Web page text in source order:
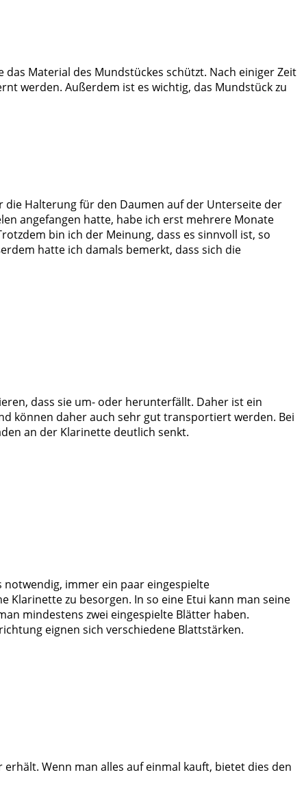
Material des Mundstückes schützt. Nach einiger Zeit
werden. Außerdem ist es wichtig, das Mundstück zu
Halterung für den Daumen auf der Unterseite der
angefangen hatte, habe ich erst mehrere Monate
bin ich der Meinung, dass es sinnvoll ist, so
hatte ich damals bemerkt, dass sich die
dass sie um- oder herunterfällt. Daher ist ein
können daher auch sehr gut transportiert werden. Bei
an der Klarinette deutlich senkt.
notwendig, immer ein paar eingespielte
Klarinette zu besorgen. In so eine Etui kann man seine
mindestens zwei eingespielte Blätter haben.
eignen sich verschiedene Blattstärken.
Wenn man alles auf einmal kauft, bietet dies den